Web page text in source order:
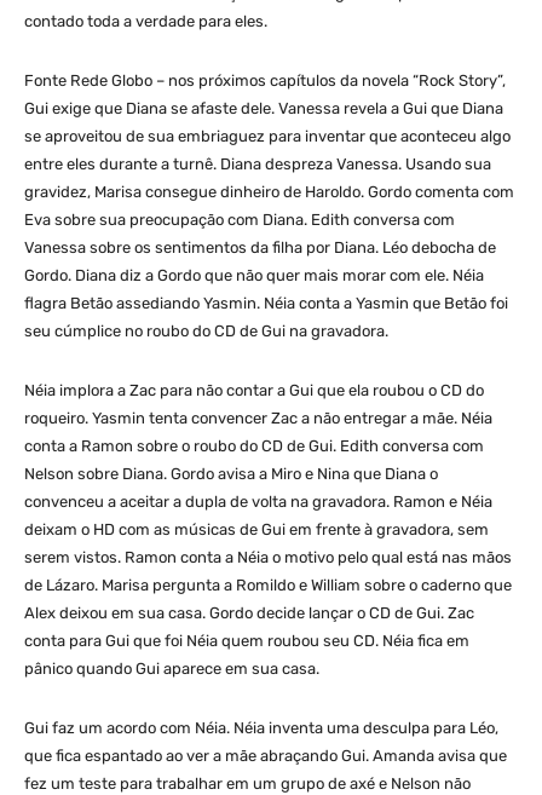
contado toda a verdade para eles.
Fonte Rede Globo – nos próximos capítulos da novela “Rock Story”,
Gui exige que Diana se afaste dele. Vanessa revela a Gui que Diana
se aproveitou de sua embriaguez para inventar que aconteceu algo
entre eles durante a turnê. Diana despreza Vanessa. Usando sua
gravidez, Marisa consegue dinheiro de Haroldo. Gordo comenta com
Eva sobre sua preocupação com Diana. Edith conversa com
Vanessa sobre os sentimentos da filha por Diana. Léo debocha de
Gordo. Diana diz a Gordo que não quer mais morar com ele. Néia
flagra Betão assediando Yasmin. Néia conta a Yasmin que Betão foi
seu cúmplice no roubo do CD de Gui na gravadora.
Néia implora a Zac para não contar a Gui que ela roubou o CD do
roqueiro. Yasmin tenta convencer Zac a não entregar a mãe. Néia
conta a Ramon sobre o roubo do CD de Gui. Edith conversa com
Nelson sobre Diana. Gordo avisa a Miro e Nina que Diana o
convenceu a aceitar a dupla de volta na gravadora. Ramon e Néia
deixam o HD com as músicas de Gui em frente à gravadora, sem
serem vistos. Ramon conta a Néia o motivo pelo qual está nas mãos
de Lázaro. Marisa pergunta a Romildo e William sobre o caderno que
Alex deixou em sua casa. Gordo decide lançar o CD de Gui. Zac
conta para Gui que foi Néia quem roubou seu CD. Néia fica em
pânico quando Gui aparece em sua casa.
Gui faz um acordo com Néia. Néia inventa uma desculpa para Léo,
que fica espantado ao ver a mãe abraçando Gui. Amanda avisa que
fez um teste para trabalhar em um grupo de axé e Nelson não